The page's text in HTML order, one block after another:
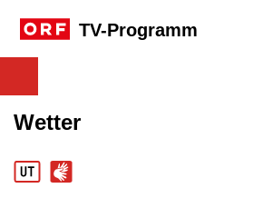
TV-Programm
Wetter